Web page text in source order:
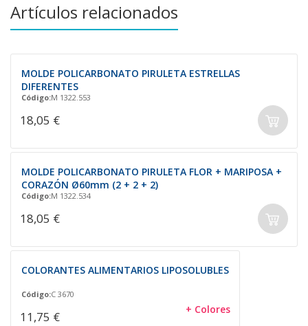
Artículos relacionados
MOLDE POLICARBONATO PIRULETA ESTRELLAS
DIFERENTES
Código:M 1322.553
18,05 €
MOLDE POLICARBONATO PIRULETA FLOR + MARIPOSA +
CORAZÓN Ø60mm (2 + 2 + 2)
Código:M 1322.534
18,05 €
COLORANTES ALIMENTARIOS LIPOSOLUBLES
Código:C 3670
11,75 € + Colores